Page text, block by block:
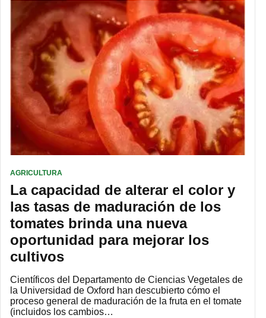
AGRICULTURA
La capacidad de alterar el color y
las tasas de maduración de los
tomates brinda una nueva
oportunidad para mejorar los
cultivos
Científicos del Departamento de Ciencias Vegetales de
la Universidad de Oxford han descubierto cómo el
proceso general de maduración de la fruta en el tomate
(incluidos los cambios…